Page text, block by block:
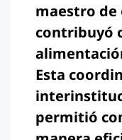
maestro de
contribuyó
Esta
permitió